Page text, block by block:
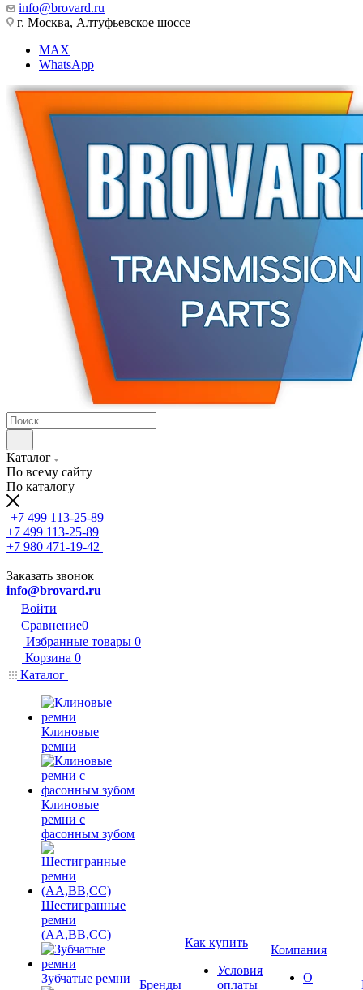
info@brovard.ru
г. Москва, Алтуфьевское шоссе
MAX
WhatsApp
Каталог
По всему сайту
По каталогу
+7 499 113-25-89
+7 499 113-25-89
+7 980 471-19-42
Заказать звонок
info@brovard.ru
Войти
Сравнение0
Избранные товары 0
Корзина 0
Каталог
Клиновые
ремни
Клиновые
ремни с
фасонным зубом
Шестигранные
ремни
(AA,BB,CC)
Зубчатые ремни Бренды
Как купить
Условия
оплаты
Компания
О